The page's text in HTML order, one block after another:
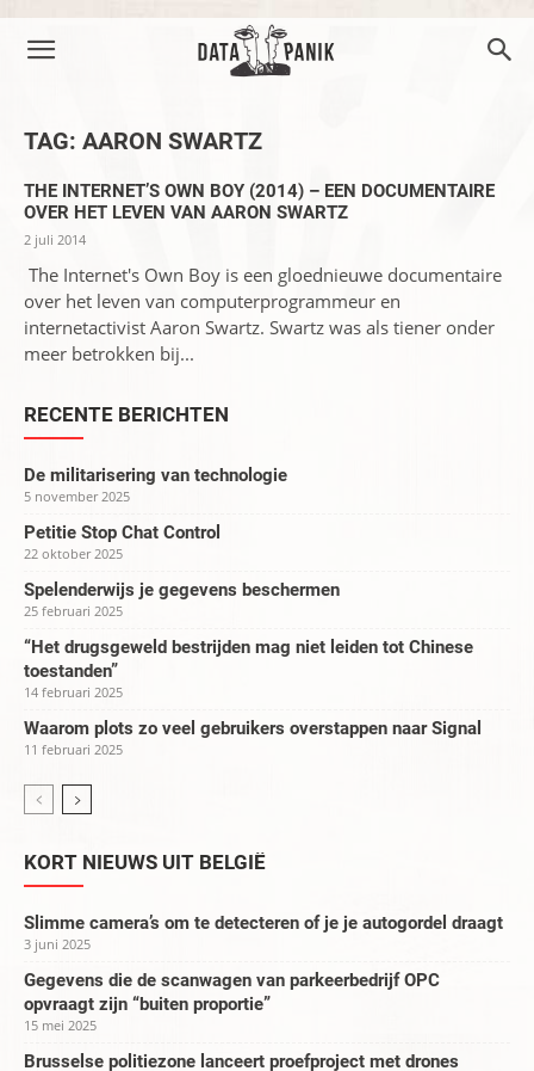
TAG: AARON SWARTZ
THE INTERNET’S OWN BOY (2014) – EEN DOCUMENTAIRE
OVER HET LEVEN VAN AARON SWARTZ
2 juli 2014
The Internet's Own Boy is een gloednieuwe documentaire
over het leven van computerprogrammeur en
internetactivist Aaron Swartz. Swartz was als tiener onder
meer betrokken bij...
RECENTE BERICHTEN
De militarisering van technologie
5 november 2025
Petitie Stop Chat Control
22 oktober 2025
Spelenderwijs je gegevens beschermen
25 februari 2025
“Het drugsgeweld bestrijden mag niet leiden tot Chinese
toestanden”
14 februari 2025
Waarom plots zo veel gebruikers overstappen naar Signal
11 februari 2025
KORT NIEUWS UIT BELGIË
Slimme camera’s om te detecteren of je je autogordel draagt
3 juni 2025
Gegevens die de scanwagen van parkeerbedrijf OPC
opvraagt zijn “buiten proportie”
15 mei 2025
Brusselse politiezone lanceert proefproject met drones